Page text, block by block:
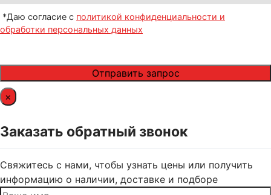
*Даю согласие с политикой конфиденциальности и
обработки персональных данных
×
Заказать обратный звонок
Свяжитесь с нами, чтобы узнать цены или получить
информацию о наличии, доставке и подборе